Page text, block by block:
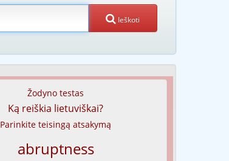
Ieškoti
Žodyno testas
Ką reiškia lietuviškai?
Parinkite teisingą atsakymą
abruptness